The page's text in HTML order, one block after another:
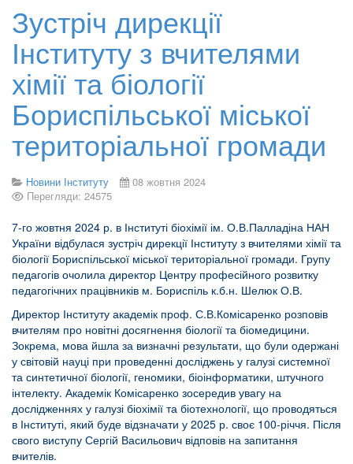
Зустріч дирекції
Інституту з вчителями
хімії та біології
Бориспільської міської
територіальної громади
Новини Інституту
08 жовтня 2024
Перегляди: 24575
7-го жовтня 2024 р. в Інституті біохімії ім. О.В.Палладіна НАН
України відбулася зустріч дирекції Інституту з вчителями хімії та
біології Бориспільської міської територіальної громади. Групу
педагогів очолила директор Центру професійного розвитку
педагогічних працівників м. Бориспіль к.б.н. Шелюк О.В.
Директор Інституту академік проф. С.В.Комісаренко розповів
вчителям про новітні досягнення біології та біомедицини.
Зокрема, мова йшла за визначні результати, що були одержані
у світовій науці при проведенні досліджень у галузі системної
та синтетичної біології, геномики, біоінформатики, штучного
інтелекту. Академік Комісаренко зосередив увагу на
дослідженнях у галузі біохімії та біотехнології, що проводяться
в Інституті, який буде відзначати у 2025 р. своє 100-річчя. Після
свого виступу Сергій Васильович відповів на запитання
вчителів.